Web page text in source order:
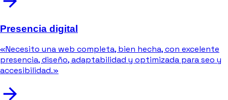
Presencia digital
«Necesito una web completa, bien hecha, con excelente
presencia, diseño, adaptabilidad y optimizada para seo y
accesibilidad.»